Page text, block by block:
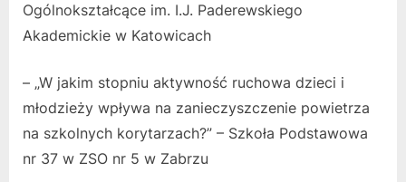
Ogólnokształcące im. I.J. Paderewskiego
Akademickie w Katowicach
– „W jakim stopniu aktywność ruchowa dzieci i
młodzieży wpływa na zanieczyszczenie powietrza
na szkolnych korytarzach?” – Szkoła Podstawowa
nr 37 w ZSO nr 5 w Zabrzu